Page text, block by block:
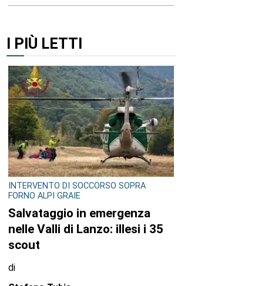
I PIÙ LETTI
INTERVENTO DI SOCCORSO SOPRA
FORNO ALPI GRAIE
Salvataggio in emergenza
nelle Valli di Lanzo: illesi i 35
scout
di